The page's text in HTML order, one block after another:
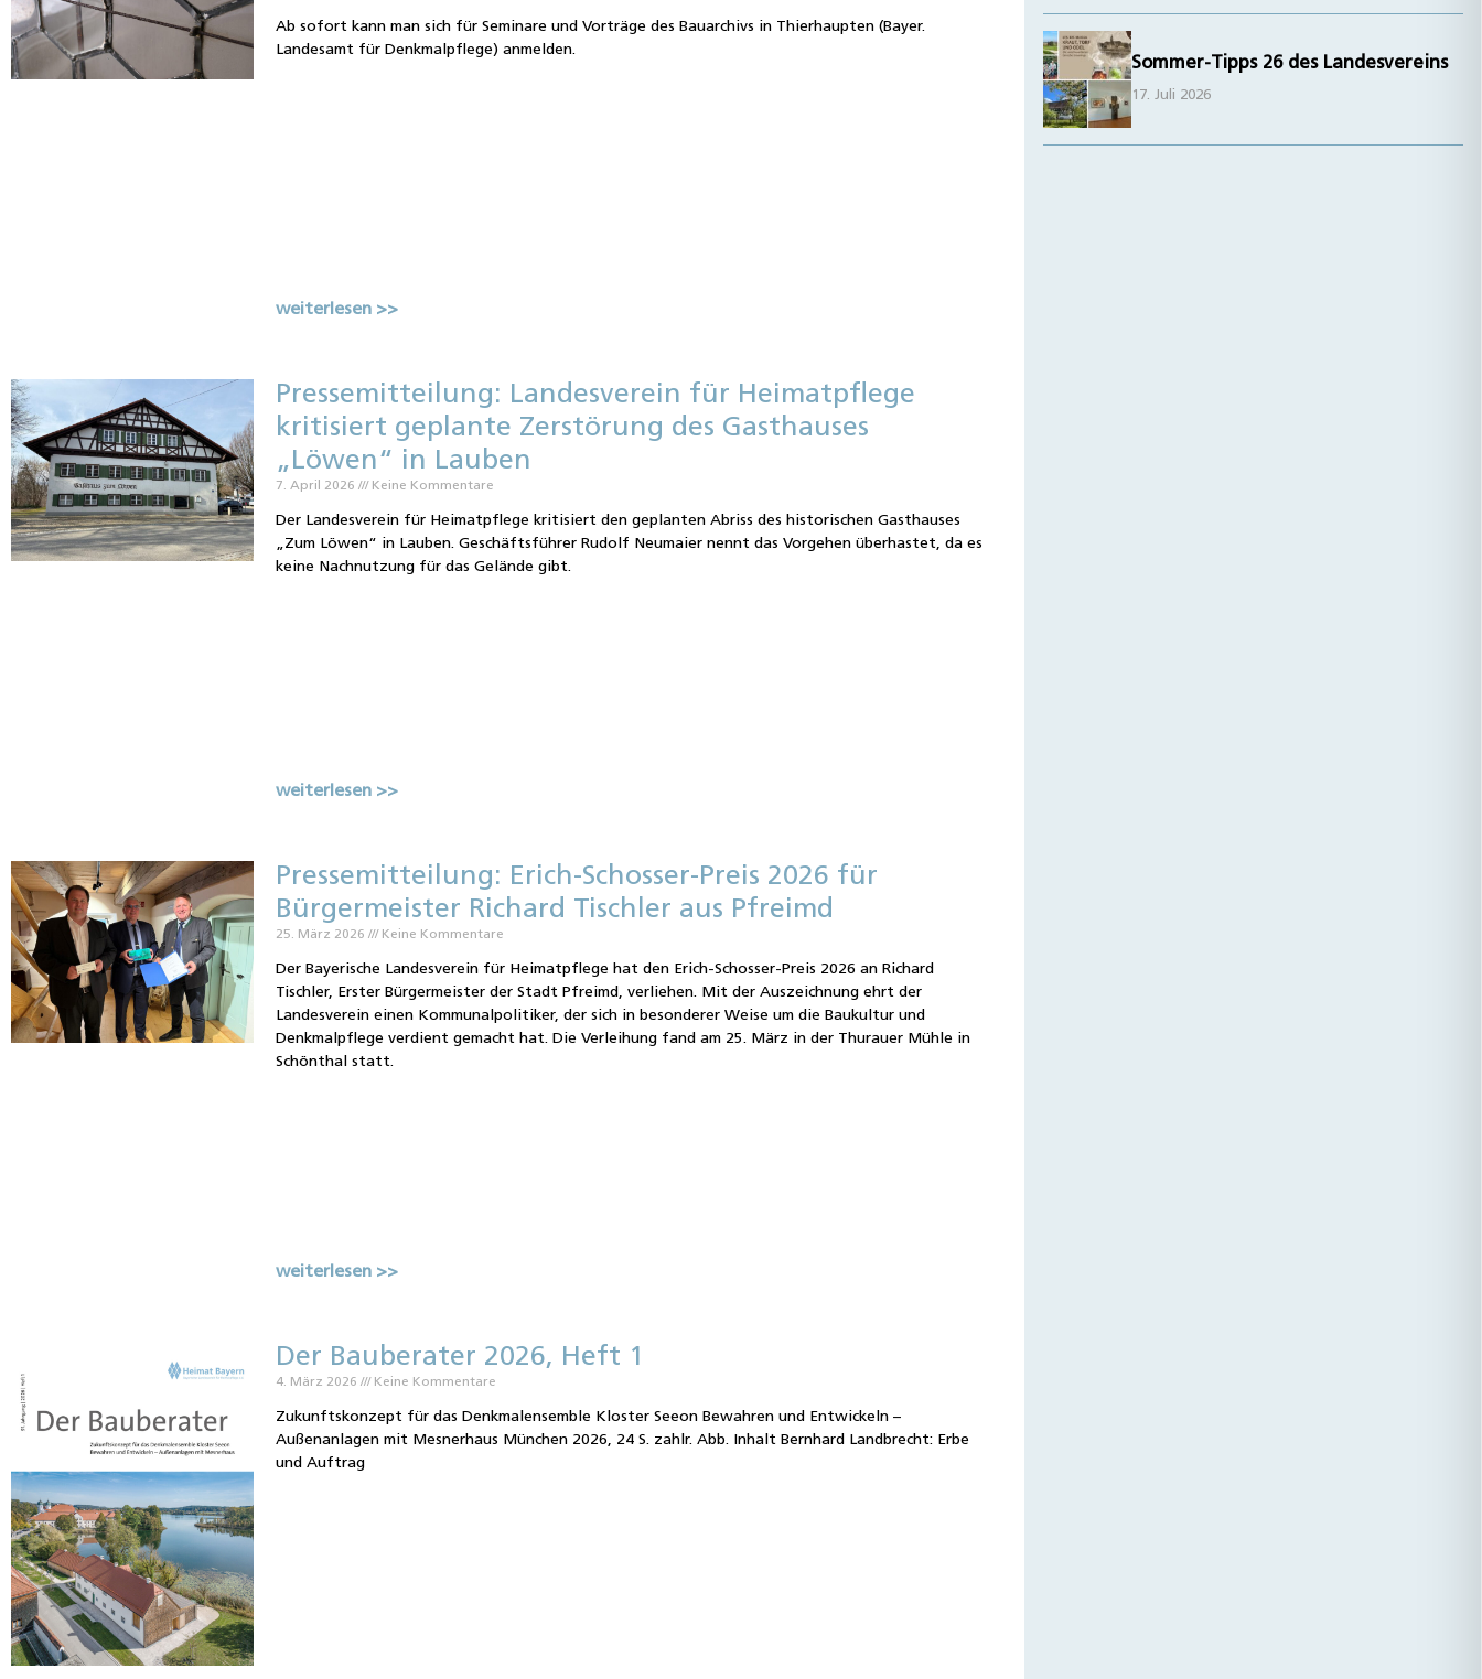
Ab sofort kann man sich für Seminare und Vorträge des Bauarchivs in Thierhaupten (Bayer.
Landesamt für Denkmalpflege) anmelden.
weiterlesen >>
Pressemitteilung: Landesverein für Heimatpflege
kritisiert geplante Zerstörung des Gasthauses
„Löwen“ in Lauben
7. April 2026 Keine Kommentare
Der Landesverein für Heimatpflege kritisiert den geplanten Abriss des historischen Gasthauses
„Zum Löwen“ in Lauben. Geschäftsführer Rudolf Neumaier nennt das Vorgehen überhastet, da es
keine Nachnutzung für das Gelände gibt.
weiterlesen >>
Pressemitteilung: Erich-Schosser-Preis 2026 für
Bürgermeister Richard Tischler aus Pfreimd
25. März 2026 Keine Kommentare
Der Bayerische Landesverein für Heimatpflege hat den Erich-Schosser-Preis 2026 an Richard
Tischler, Erster Bürgermeister der Stadt Pfreimd, verliehen. Mit der Auszeichnung ehrt der
Landesverein einen Kommunalpolitiker, der sich in besonderer Weise um die Baukultur und
Denkmalpflege verdient gemacht hat. Die Verleihung fand am 25. März in der Thurauer Mühle in
Schönthal statt.
weiterlesen >>
Der Bauberater 2026, Heft 1
4. März 2026 Keine Kommentare
Zukunftskonzept für das Denkmalensemble Kloster Seeon Bewahren und Entwickeln –
Außenanlagen mit Mesnerhaus München 2026, 24 S. zahlr. Abb. Inhalt Bernhard Landbrecht: Erbe
und Auftrag
Sommer-Tipps 26 des Landesvereins
17. Juli 2026